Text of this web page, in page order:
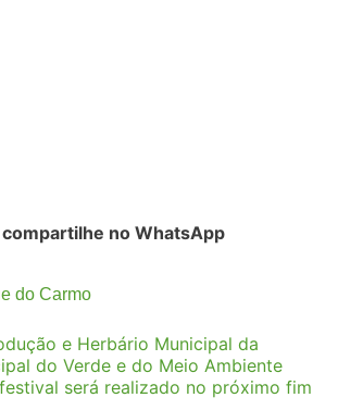
compartilhe no WhatsApp
do Carmo
e Herbário Municipal da
do Verde e do Meio Ambiente
será realizado no próximo fim